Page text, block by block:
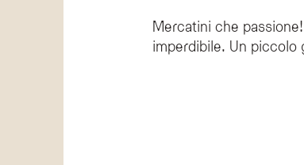
Mercatini che
imperdibile. Un piccolo